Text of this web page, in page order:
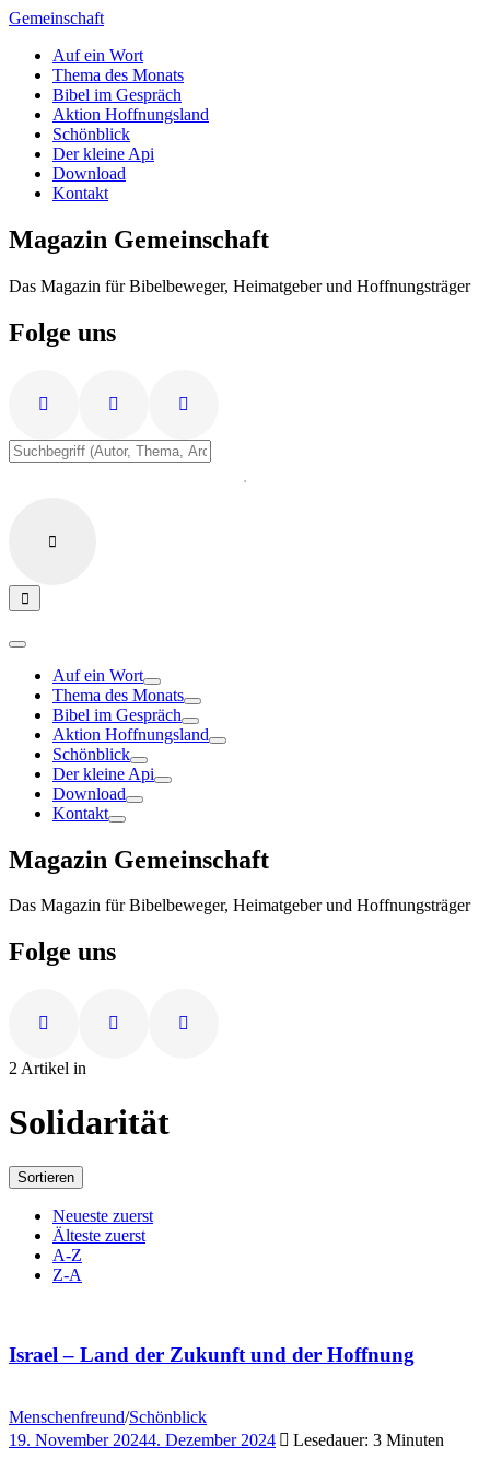
Zum
springen
Gemeinschaft
Auf ein Wort
Thema des Monats
Bibel im Gespräch
Aktion Hoffnungsland
Schönblick
Der kleine Api
Download
Kontakt
Magazin Gemeinschaft
Das Magazin für Bibelbeweger, Heimatgeber und Hoffnungsträger
Folge uns
Auf ein Wort
Thema des Monats
Bibel im Gespräch
Aktion Hoffnungsland
Schönblick
Der kleine Api
Download
Kontakt
Magazin Gemeinschaft
Das Magazin für Bibelbeweger, Heimatgeber und Hoffnungsträger
Folge uns
2 Artikel in
Solidarität
Sortieren
Neueste zuerst
Älteste zuerst
A-Z
Z-A
Israel – Land der Zukunft und der Hoffnung
Menschenfreund/Schönblick
19. November 20244. Dezember 2024 Lesedauer: 3 Minuten